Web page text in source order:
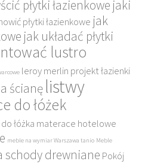
płytki łazienkowe jaki
płytki łazienkowe jak
jak układać płytki
lustro
leroy merlin projekt łazienki
ścianęlistwy
do łóżek
łóżka materace hotelowe
meble na wymiar Warszawa tanio Meble
schody drewniane Pokój